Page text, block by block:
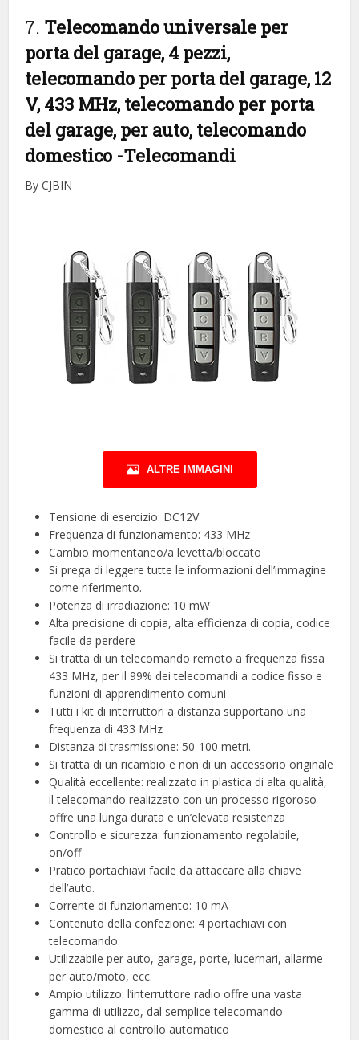
7. Telecomando universale per
porta del garage, 4 pezzi,
telecomando per porta del garage, 12
V, 433 MHz, telecomando per porta
del garage, per auto, telecomando
domestico -Telecomandi
By CJBIN
ALTRE IMMAGINI
Tensione di esercizio: DC12V
Frequenza di funzionamento: 433 MHz
Cambio momentaneo/a levetta/bloccato
Si prega di leggere tutte le informazioni dell’immagine
come riferimento.
Potenza di irradiazione: 10 mW
Alta precisione di copia, alta efficienza di copia, codice
facile da perdere
Si tratta di un telecomando remoto a frequenza fissa
433 MHz, per il 99% dei telecomandi a codice fisso e
funzioni di apprendimento comuni
Tutti i kit di interruttori a distanza supportano una
frequenza di 433 MHz
Distanza di trasmissione: 50-100 metri.
Si tratta di un ricambio e non di un accessorio originale
Qualità eccellente: realizzato in plastica di alta qualità,
il telecomando realizzato con un processo rigoroso
offre una lunga durata e un’elevata resistenza
Controllo e sicurezza: funzionamento regolabile,
on/off
Pratico portachiavi facile da attaccare alla chiave
dell’auto.
Corrente di funzionamento: 10 mA
Contenuto della confezione: 4 portachiavi con
telecomando.
Utilizzabile per auto, garage, porte, lucernari, allarme
per auto/moto, ecc.
Ampio utilizzo: l’interruttore radio offre una vasta
gamma di utilizzo, dal semplice telecomando
domestico al controllo automatico